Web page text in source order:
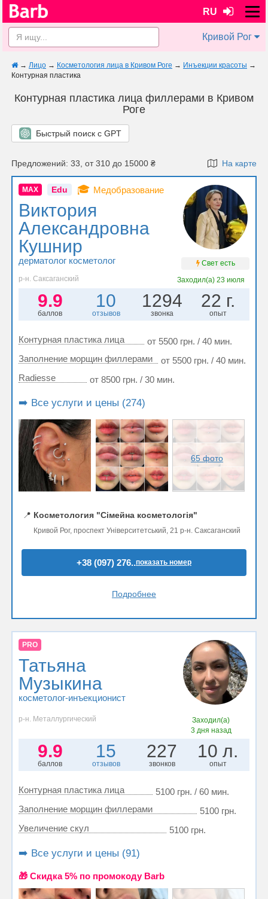
RU
Кривой Рог
→ Лицо → Косметология лица в Кривом Роге → Инъекции красоты →
Контурная пластика
Контурная пластика лица филлерами в Кривом
Роге
Быстрый поиск с GPT
Предложений: 33, от 310 до 15000 ₴ На карте
MAX Edu 🎓 Медобразование
Виктория
Александровна
Кушнир
дерматолог косметолог
Свет есть
р-н. Саксаганский
Заходил(а)23 июля
9.9
баллов
10
отзывов
1294
звонка
22 г.
опыт
Контурная пластика лица
от 5500 грн. / 40 мин.
Заполнение морщин филлерами
от 5500 грн. / 40 мин.
Radiesse
от 8500 грн. / 30 мин.
➡️ Все услуги и цены (274)
65 фото
📍 Косметология "Сімейна косметологія"
Кривой Рог, проспект Університетський, 21 р-н. Саксаганский
+38 (097) 276..показать номер
Подробнее
PRO
Татьяна
Музыкина
косметолог-инъекционист
р-н. Металлургический
Заходил(а)
3 дня назад
9.9
баллов
15
отзывов
227
звонков
10 л.
опыт
Контурная пластика лица
5100 грн. / 60 мин.
Заполнение морщин филлерами
5100 грн.
Увеличение скул
5100 грн.
➡️ Все услуги и цены (91)
🎁 Cкидка 5% по промокоду Barb